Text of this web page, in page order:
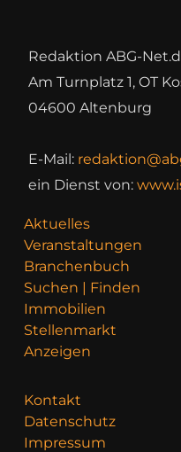
Redaktion ABG-
Am Turnplatz 1, OT
04600 Altenburg
E-Mail:
ein Dienst von:
Aktuelles
Veranstaltungen
Branchenbuch
Suchen | Finden
Immobilien
Stellenmarkt
Anzeigen
Kontakt
Datenschutz
Impressum